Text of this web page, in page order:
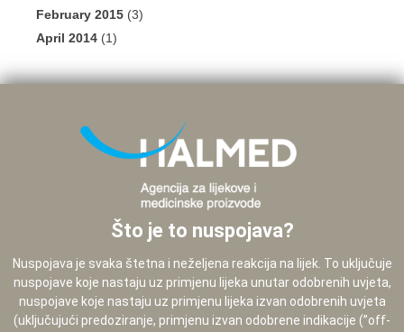
February 2015 (3)
April 2014 (1)
Što je to nuspojava?
Nuspojava je svaka štetna i neželjena reakcija na lijek. To uključuje
nuspojave koje nastaju uz primjenu lijeka unutar odobrenih uvjeta,
nuspojave koje nastaju uz primjenu lijeka izvan odobrenih uvjeta
(uključujući predoziranje, primjenu izvan odobrene indikacije (”off-